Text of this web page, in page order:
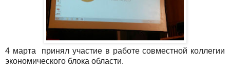
4 марта принял участие в работе совместной коллегии
экономического блока области.